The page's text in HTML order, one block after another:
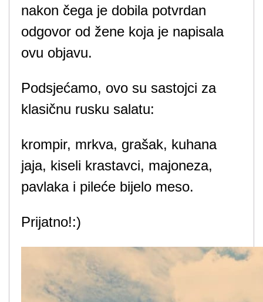
nakon čega je dobila potvrdan
odgovor od žene koja je napisala
ovu objavu.
Podsjećamo, ovo su sastojci za
klasičnu rusku salatu:
krompir, mrkva, grašak, kuhana
jaja, kiseli krastavci, majoneza,
pavlaka i pileće bijelo meso.
Prijatno!:)